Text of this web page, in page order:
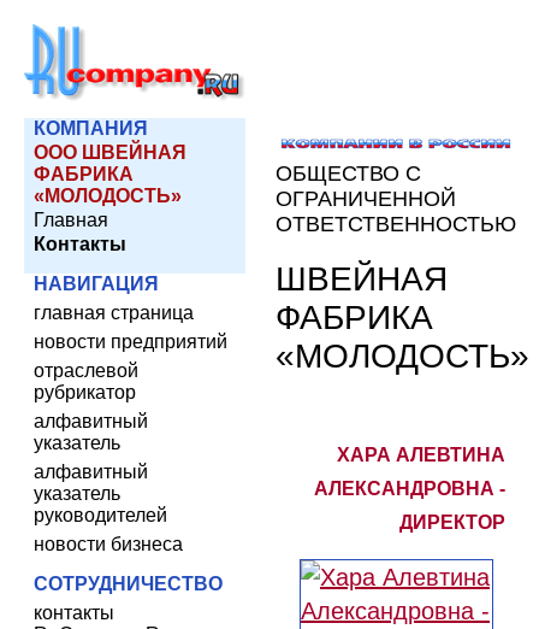
КОМПАНИЯ
ООО ШВЕЙНАЯ
ФАБРИКА
«МОЛОДОСТЬ»
Главная
Контакты
НАВИГАЦИЯ
главная страница
новости предприятий
отраслевой
рубрикатор
алфавитный
указатель
алфавитный
указатель
руководителей
новости бизнеса
СОТРУДНИЧЕСТВО
контакты
ОБЩЕСТВО С
ОГРАНИЧЕННОЙ
ОТВЕТСТВЕННОСТЬЮ
ШВЕЙНАЯ
ФАБРИКА
«МОЛОДОСТЬ»
ХАРА АЛЕВТИНА
АЛЕКСАНДРОВНА -
ДИРЕКТОР